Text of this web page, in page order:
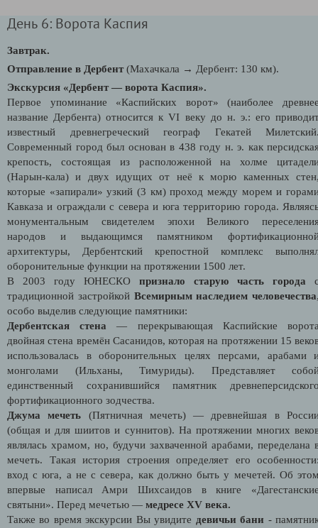
День 6: Ворота Каспия
Завтрак.
Отправление в Дербент(Махачкала → Дербент: 130 км).
Экскурсия «Дербент — ворота Каспия».
Первое упоминание «Каспийских ворот» (наиболее
название Дербента) относится к VI веку до н. э.: его
известный древнегреческий географ Гекатей
Современный город был основан в 438 году н. э. как
крепость, состоящая из расположенной на холме
(Нарын-кала) и двух идущих от неё к морю каменных
которые «запирали» узкий (3 км) проход между морем и
Кавказа и ограждали с севера и юга территорию города.
монументальным свидетелем эпохи Великого
народов и выдающимся памятником
архитектуры, Дербентский крепостной комплекс
оборонительные функции на протяжении 1500 лет.
В 2003 году ЮНЕСКО признало старую часть города
традиционной застройкой Всемирным наследием человечества
особо выделив следующие памятники:
Дербентская стена — перекрывающая Каспийские
двойная стена времён Сасанидов, которая на протяжении 15
использовалась в оборонительных целях персами, арабами
монголами (Ильханы, Тимуриды). Представляет
единственный сохранившийся памятник
фортификационного зодчества.
Джума мечеть (Пятничная мечеть) — древнейшая в
(общая и для шиитов и суннитов). На протяжении многих
являлась храмом, но, будучи захваченной арабами, переделана
мечеть. Такая история строения определяет его
вход с юга, а не с севера, как должно быть у мечетей. Об
впервые написал Амри Шихсаидов в книге
святыни». Перед мечетью — медресе XV века.
Также во время экскурсии Вы увидите девичьи бани -